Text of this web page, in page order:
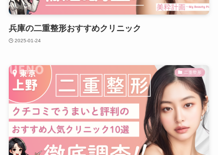
兵庫の二重整形おすすめクリニック
2025-01-24
二重整形